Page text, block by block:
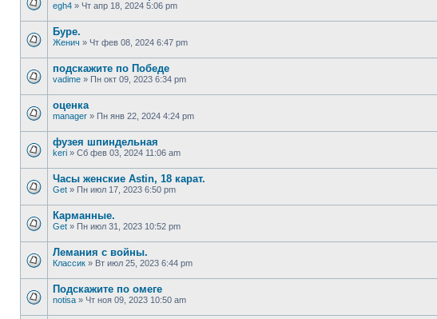
egh4 » Чт апр 18, 2024 5:06 pm
Буре.
Женич » Чт фев 08, 2024 6:47 pm
подскажите по Победе
vadime » Пн окт 09, 2023 6:34 pm
оценка
manager » Пн янв 22, 2024 4:24 pm
фузея шпиндельная
keri » Сб фев 03, 2024 11:06 am
Часы женские Astin, 18 карат.
Get » Пн июл 17, 2023 6:50 pm
Карманные.
Get » Пн июл 31, 2023 10:52 pm
Лемания с войны.
Классик » Вт июл 25, 2023 6:44 pm
Подскажите по омеге
notisa » Чт ноя 09, 2023 10:50 am